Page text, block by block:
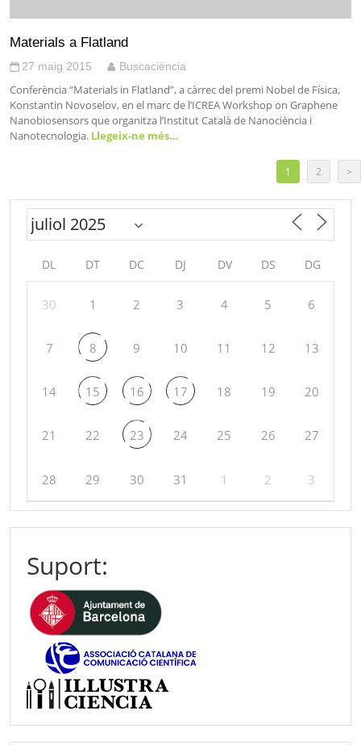
Materials a Flatland
27 maig 2015 Buscaciència
Conferència “Materials in Flatland”, a càrrec del premi Nobel de Física,
Konstantin Novoselov, en el marc de l’ICREA Workshop on Graphene
Nanobiosensors que organitza l’Institut Català de Nanociència i
Nanotecnologia. Llegeix-ne més…
1 2 >
DL DT DC DJ DV DS DG
30 1 2 3 4 5 6
7 8 9 10 11 12 13
14 15 16 17 18 19 20
21 22 23 24 25 26 27
28 29 30 31 1 2 3
Suport: